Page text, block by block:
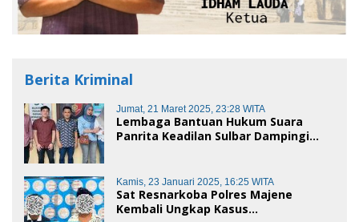
Berita Kriminal
Jumat, 21 Maret 2025, 23:28 WITA
Lembaga Bantuan Hukum Suara
Panrita Keadilan Sulbar Dampingi
Polman
Kamis, 23 Januari 2025, 16:25 WITA
Sat Resnarkoba Polres Majene
Kembali Ungkap Kasus